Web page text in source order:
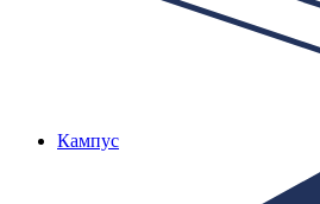
Кампус